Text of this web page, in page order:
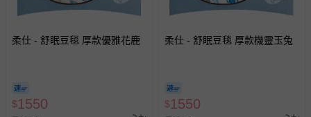
柔仕 - 舒眠豆毯 厚款優雅花鹿
$1550
柔仕 - 舒眠豆毯 厚款機靈玉兔
$1550